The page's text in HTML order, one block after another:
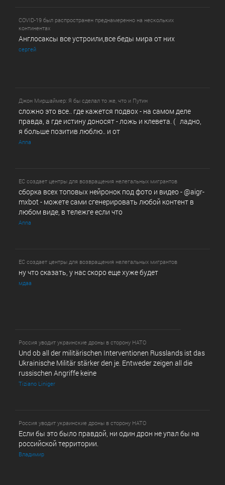
COVID-19 был распространен преднамеренно на нескольких
континентах
Англосаксы все устроили,все беды мира от них
сергей
Джон Миршаймер: Я бы сделал то же, что и Путин
сложно это все.. где кажется подвох - на самом деле
правда, а где истину доносят - ложь и клевета. ( ладно,
я больше позитив люблю.. и от
Anna
ЕС создает центры для возвращения нелегальных мигрантов
сборка всех топовых нейронок под фото и видео - @­a­i­­gr­
mx­b­­o­t - можете сами сгенерировать любой контент в
любом виде, в т­ележг­е е­сл­и ч­то
Anna
ЕС создает центры для возвращения нелегальных мигрантов
ну что сказать, у нас скоро еще хуже будет
мдаа
Россия уводит украинские дроны в сторону НАТО
Und ob all der militärischen Interventionen Russlands ist das
Ukrainische Militär stärker den je. Entweder zeigen all die
russischen Angriffe keine
Tiziano Liniger
Россия уводит украинские дроны в сторону НАТО
Если бы это было правдой, ни один дрон не упал бы на
российской территории.
Владимир